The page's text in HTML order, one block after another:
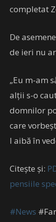
completat
De
de ieri nu
„Eu m-am
alţii s-o
domnilor
care
l aibă în
Citește și:
pensiile
#News